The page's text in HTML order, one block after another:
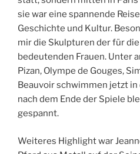
sie war eine spannende
Geschichte und Kultur.
mir die Skulpturen der für
bedeutenden Frauen. Unter
Pizan, Olympe de Gouges,
Beauvoir schwimmen jetzt in
nach dem Ende der Spiele
gespannt.
Weiteres Highlight war